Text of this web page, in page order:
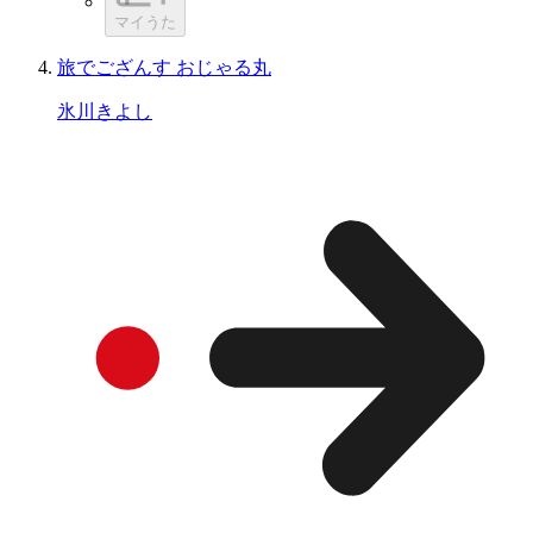
マイうた
旅でござんす おじゃる丸
氷川きよし